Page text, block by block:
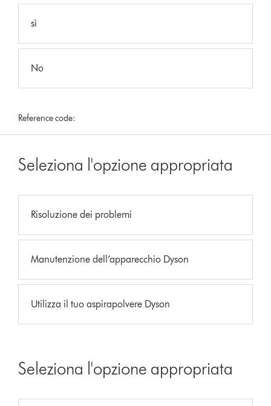
sì
No
Reference code:
Seleziona l'opzione appropriata
Risoluzione dei problemi
Manutenzione dell’apparecchio Dyson
Utilizza il tuo aspirapolvere Dyson
Seleziona l'opzione appropriata